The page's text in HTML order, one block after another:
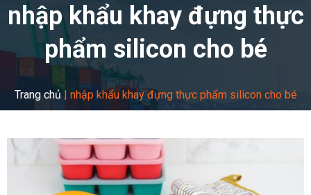
nhập khẩu khay đựng thực
phẩm silicon cho bé
Trang chủ| nhập khẩu khay đựng thực phẩm silicon cho bé